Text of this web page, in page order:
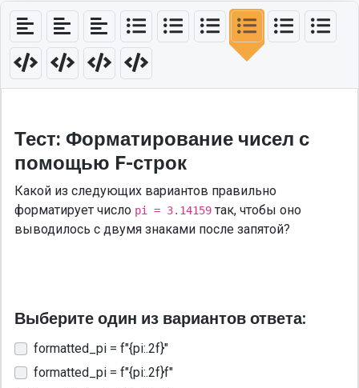
Тест: Форматирование чисел с
помощью F-строк
Какой из следующих вариантов правильно
форматирует число pi = 3.14159 так, чтобы оно
выводилось с двумя знаками после запятой?
Выберите один из вариантов ответа:
formatted_pi = f"{pi:.2f}"
formatted_pi = f"{pi:.2f}f"